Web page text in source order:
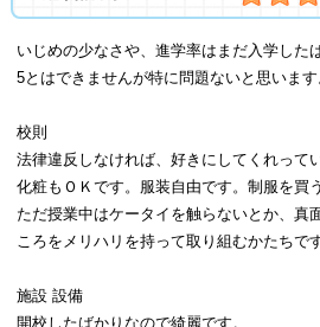
いじめの少なさや、進学率はまだ入学した
5とはできませんが特に問題ないと思います
校則
法律違反しなければ、好きにしてくれって
化粧もＯＫです。服装自由です。制服を買
ただ授業中はケータイを触らないとか、真
ころをメリハリを持って取り組むかたちです
施設 設備
開校したばかりなので綺麗です。